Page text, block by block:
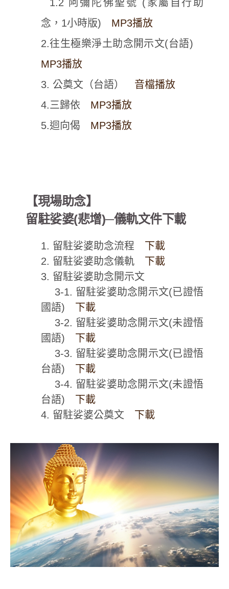
1.2 阿彌陀佛聖號 (家屬自行助
念，1小時版) MP3播放
2.往生極樂淨土助念開示文(台語)
MP3播放
3. 公奠文（台語） 音檔播放
4.三歸依 MP3播放
5.迴向偈 MP3播放
【現場助念】
留駐娑婆(悲增)─儀軌文件下載
1. 留駐娑婆助念流程 下載
2. 留駐娑婆助念儀軌 下載
3. 留駐娑婆助念開示文
3-1. 留駐娑婆助念開示文(已證悟
國語) 下載
3-2. 留駐娑婆助念開示文(未證悟
國語) 下載
3-3. 留駐娑婆助念開示文(已證悟
台語) 下載
3-4. 留駐娑婆助念開示文(未證悟
台語) 下載
4. 留駐娑婆公奠文 下載